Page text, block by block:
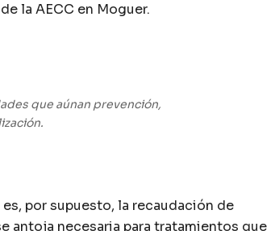
la AECC en Moguer.
que aúnan prevención,
por supuesto, la recaudación de
antoja necesaria para tratamientos que